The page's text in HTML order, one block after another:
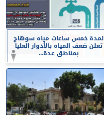
لمدة خمس ساعات مياه سوهاج
تعلن ضعف المياه بالأدوار العليا
بمناطق عدة...